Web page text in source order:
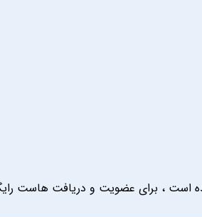
، برای عضویت و دریافت هاست